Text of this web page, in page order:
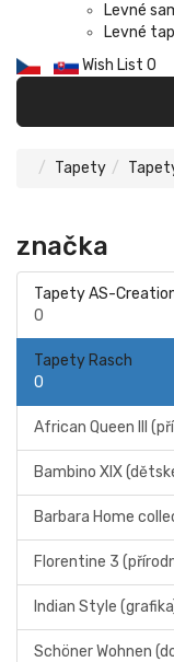
Levné
Levné
Wish List 0
Tapety
značka
Tapety AS-
0
Tapety Rasch
0
African Queen III
Bambino XIX
Barbara Home
Florentine 3
Indian Style
Schöner Wohnen